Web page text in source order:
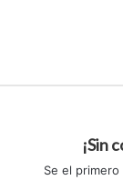
¡Sin
Se el